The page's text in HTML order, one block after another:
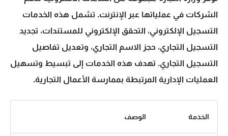
الشركات في عملياتها عبر الإنترنت. تشمل هذه الخدمات
التسجيل الإلكتروني، التحقق الإلكتروني للمستندات، تجديد
التسجيل التجاري، حجز الاسم التجاري، وتعديل تفاصيل
التسجيل التجاري. تهدف هذه الخدمات إلى تبسيط وتسهيل
العمليات الإدارية المرتبطة بممارسة الأعمال التجارية.
الخدمة الوصف